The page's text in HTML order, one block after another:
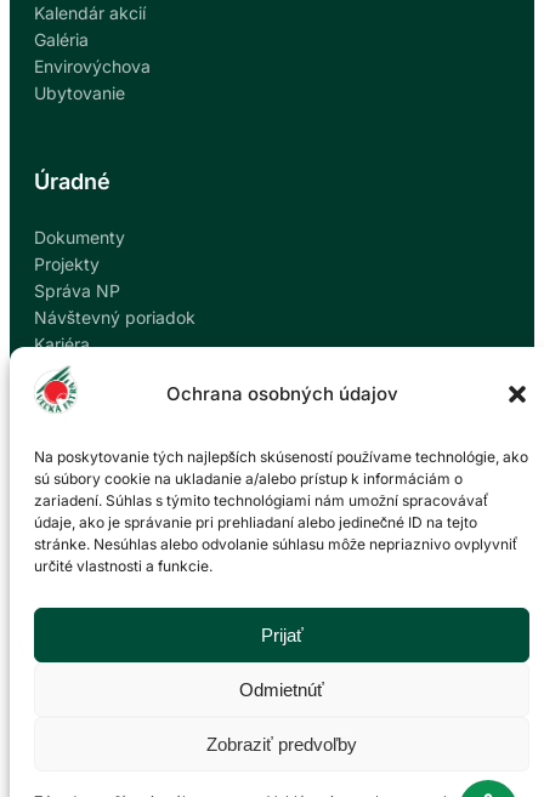
Ochrana osobných údajov
Na poskytovanie tých najlepších skúseností používame technológie, ako
sú súbory cookie na ukladanie a/alebo prístup k informáciám o
zariadení. Súhlas s týmito technológiami nám umožní spracovávať
údaje, ako je správanie pri prehliadaní alebo jedinečné ID na tejto
stránke. Nesúhlas alebo odvolanie súhlasu môže nepriaznivo ovplyvniť
určité vlastnosti a funkcie.
Prijať
Odmietnúť
Zobraziť predvoľby
Kalendár akcií
Galéria
Envirovýchova
Ubytovanie
Úradné
Dokumenty
Projekty
Správa NP
Návštevný poriadok
Kariéra
Kontakty
Ochrana osobných údajov
Kontakt
Správa Národného parku Veľká Fatra so sídlom v
P. O. Hviezdoslava 73/38